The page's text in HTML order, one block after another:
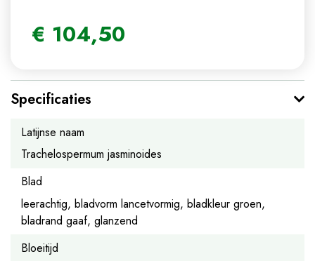
€ 104,50
Specificaties
Latijnse naam
Trachelospermum jasminoides
Blad
leerachtig, bladvorm lancetvormig, bladkleur groen,
bladrand gaaf, glanzend
Bloeitijd